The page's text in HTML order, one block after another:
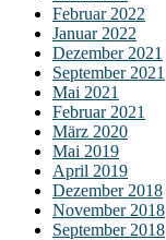
Februar 2022
Januar 2022
Dezember 2021
September 2021
Mai 2021
Februar 2021
März 2020
Mai 2019
April 2019
Dezember 2018
November 2018
September 2018